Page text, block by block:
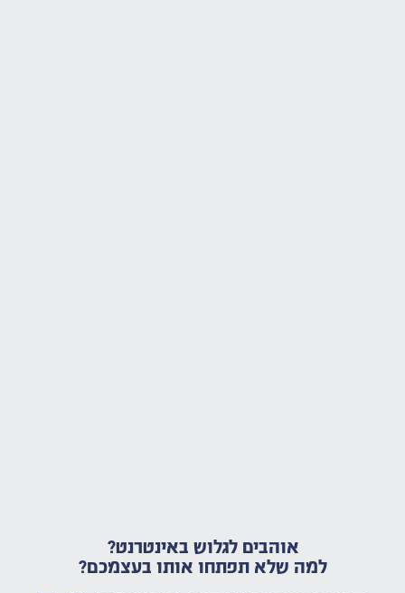
אוהבים לגלוש באינטרנט?
למה שלא תפתחו אותו בעצמכם?